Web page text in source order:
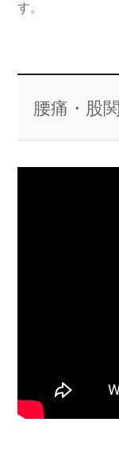
す。
腰痛・股